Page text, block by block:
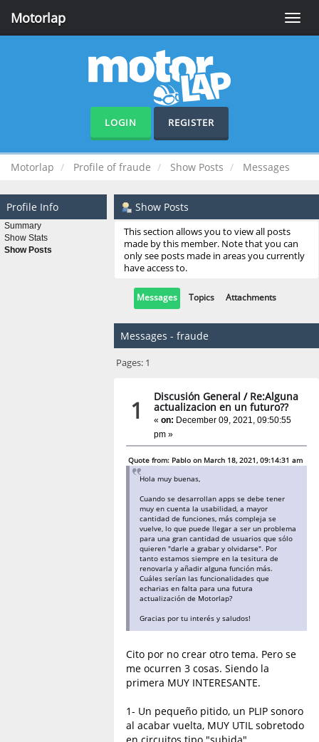
Toggle
Motorlap
LOGIN REGISTER
Motorlap Profile of fraude Show Posts Messages
Profile Info
Summary
Show Stats
Show Posts
Show Posts
This section allows you to view all posts
made by this member. Note that you can
only see posts made in areas you currently
have access to.
Messages Topics Attachments
Messages - fraude
Pages: 1
1 Discusión General / Re:Alguna
actualizacion en un futuro??
«on: December 09, 2021, 09:50:55
pm »
Quote from: Pablo on March 18, 2021, 09:14:31 am
Hola muy buenas,
Cuando se desarrollan apps se debe tener
muy en cuenta la usabilidad, a mayor
cantidad de funciones, más compleja se
vuelve, lo que puede llegar a ser un problema
para una gran cantidad de usuarios que sólo
quieren "darle a grabar y olvidarse". Por
tanto estamos siempre en la tesitura de
renovarla y añadir alguna función más.
Cuáles serían las funcionalidades que
echarias en falta para una futura
actualización de Motorlap?
Gracias por tu interés y saludos!
Cito por no crear otro tema. Pero se
me ocurren 3 cosas. Siendo la
primera MUY INTERESANTE.
1- Un pequeño pitido, un PLIP sonoro
al acabar vuelta, MUY UTIL sobretodo